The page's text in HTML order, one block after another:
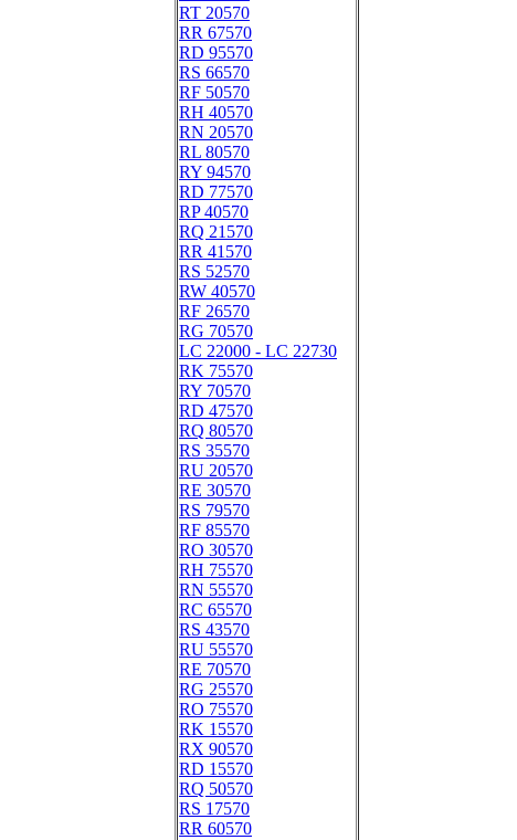
RT 20570
RR 67570
RD 95570
RS 66570
RF 50570
RH 40570
RN 20570
RL 80570
RY 94570
RD 77570
RP 40570
RQ 21570
RR 41570
RS 52570
RW 40570
RF 26570
RG 70570
LC 22000 - LC 22730
RK 75570
RY 70570
RD 47570
RQ 80570
RS 35570
RU 20570
RE 30570
RS 79570
RF 85570
RO 30570
RH 75570
RN 55570
RC 65570
RS 43570
RU 55570
RE 70570
RG 25570
RO 75570
RK 15570
RX 90570
RD 15570
RQ 50570
RS 17570
RR 60570